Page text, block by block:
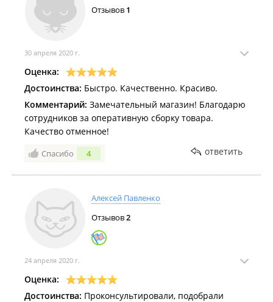
Отзывов 1
30 апреля 2020 г.
Оценка:
Достоинства: Быстро. Качественно. Красиво.
Комментарий: Замечательный магазин! Благодарю
сотрудников за оперативную сборку товара.
Качество отменное!
Спасибо 4 ответить
Алексей Павленко
Отзывов2
24 апреля 2020 г.
Оценка:
Достоинства: Проконсультировали, подобрали